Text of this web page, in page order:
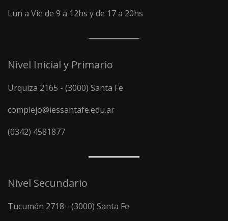
Lun a Vie de 9 a 12hs y de 17 a 20hs
Nivel Inicial y Primario
Urquiza 2165 - (3000) Santa Fe
complejo@iessantafe.edu.ar
(0342) 4581877
Nivel Secundario
Tucumán 2718 - (3000) Santa Fe